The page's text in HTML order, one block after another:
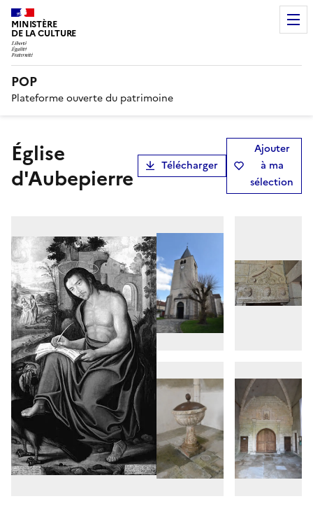
MINISTÈRE
DE LA CULTURE
POP
Plateforme ouverte du patrimoine
Église
d'Aubepierre
Télécharger
Ajouter
à ma
sélection